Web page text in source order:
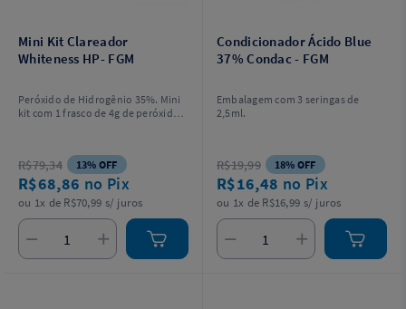
Mini Kit Clareador
Whiteness HP- FGM
Peróxido de Hidrogênio 35%. Mini
kit com 1 frasco de 4g de peróxido
neutralizante, 1 espátula, 1 placa
para preparo do gel e instruções
para o profissional.
R$79,34 13% OFF
R$68,86 no Pix
ou 1x de R$70,99 s/ juros
Condicionador Ácido Blue
37% Condac - FGM
Embalagem com 3 seringas de
2,5ml.
R$19,99 18% OFF
R$16,48 no Pix
ou 1x de R$16,99 s/ juros